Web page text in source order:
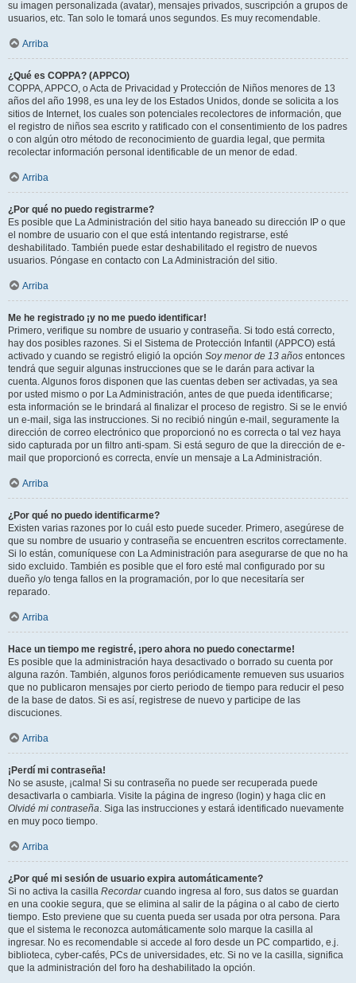
su imagen personalizada (avatar), mensajes privados, suscripción a grupos de
usuarios, etc. Tan solo le tomará unos segundos. Es muy recomendable.
Arriba
¿Qué es COPPA? (APPCO)
COPPA, APPCO, o Acta de Privacidad y Protección de Niños menores de 13
años del año 1998, es una ley de los Estados Unidos, donde se solicita a los
sitios de Internet, los cuales son potenciales recolectores de información, que
el registro de niños sea escrito y ratificado con el consentimiento de los padres
o con algún otro método de reconocimiento de guardia legal, que permita
recolectar información personal identificable de un menor de edad.
Arriba
¿Por qué no puedo registrarme?
Es posible que La Administración del sitio haya baneado su dirección IP o que
el nombre de usuario con el que está intentando registrarse, esté
deshabilitado. También puede estar deshabilitado el registro de nuevos
usuarios. Póngase en contacto con La Administración del sitio.
Arriba
Me he registrado ¡y no me puedo identificar!
Primero, verifique su nombre de usuario y contraseña. Si todo está correcto,
hay dos posibles razones. Si el Sistema de Protección Infantil (APPCO) está
activado y cuando se registró eligió la opción Soy menor de 13 años entonces
tendrá que seguir algunas instrucciones que se le darán para activar la
cuenta. Algunos foros disponen que las cuentas deben ser activadas, ya sea
por usted mismo o por La Administración, antes de que pueda identificarse;
esta información se le brindará al finalizar el proceso de registro. Si se le envió
un e-mail, siga las instrucciones. Si no recibió ningún e-mail, seguramente la
dirección de correo electrónico que proporcionó no es correcta o tal vez haya
sido capturada por un filtro anti-spam. Si está seguro de que la dirección de e-
mail que proporcionó es correcta, envíe un mensaje a La Administración.
Arriba
¿Por qué no puedo identificarme?
Existen varias razones por lo cuál esto puede suceder. Primero, asegúrese de
que su nombre de usuario y contraseña se encuentren escritos correctamente.
Si lo están, comuníquese con La Administración para asegurarse de que no ha
sido excluido. También es posible que el foro esté mal configurado por su
dueño y/o tenga fallos en la programación, por lo que necesitaría ser
reparado.
Arriba
Hace un tiempo me registré, ¡pero ahora no puedo conectarme!
Es posible que la administración haya desactivado o borrado su cuenta por
alguna razón. También, algunos foros periódicamente remueven sus usuarios
que no publicaron mensajes por cierto periodo de tiempo para reducir el peso
de la base de datos. Si es así, registrese de nuevo y participe de las
discuciones.
Arriba
¡Perdí mi contraseña!
No se asuste, ¡calma! Si su contraseña no puede ser recuperada puede
desactivarla o cambiarla. Visite la página de ingreso (login) y haga clic en
Olvidé mi contraseña. Siga las instrucciones y estará identificado nuevamente
en muy poco tiempo.
Arriba
¿Por qué mi sesión de usuario expira automáticamente?
Si no activa la casilla Recordarcuando ingresa al foro, sus datos se guardan
en una cookie segura, que se elimina al salir de la página o al cabo de cierto
tiempo. Esto previene que su cuenta pueda ser usada por otra persona. Para
que el sistema le reconozca automáticamente solo marque la casilla al
ingresar. No es recomendable si accede al foro desde un PC compartido, e.j.
biblioteca, cyber-cafés, PCs de universidades, etc. Si no ve la casilla, significa
que la administración del foro ha deshabilitado la opción.